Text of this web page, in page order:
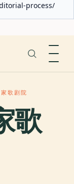
process/
歌剧院
歌